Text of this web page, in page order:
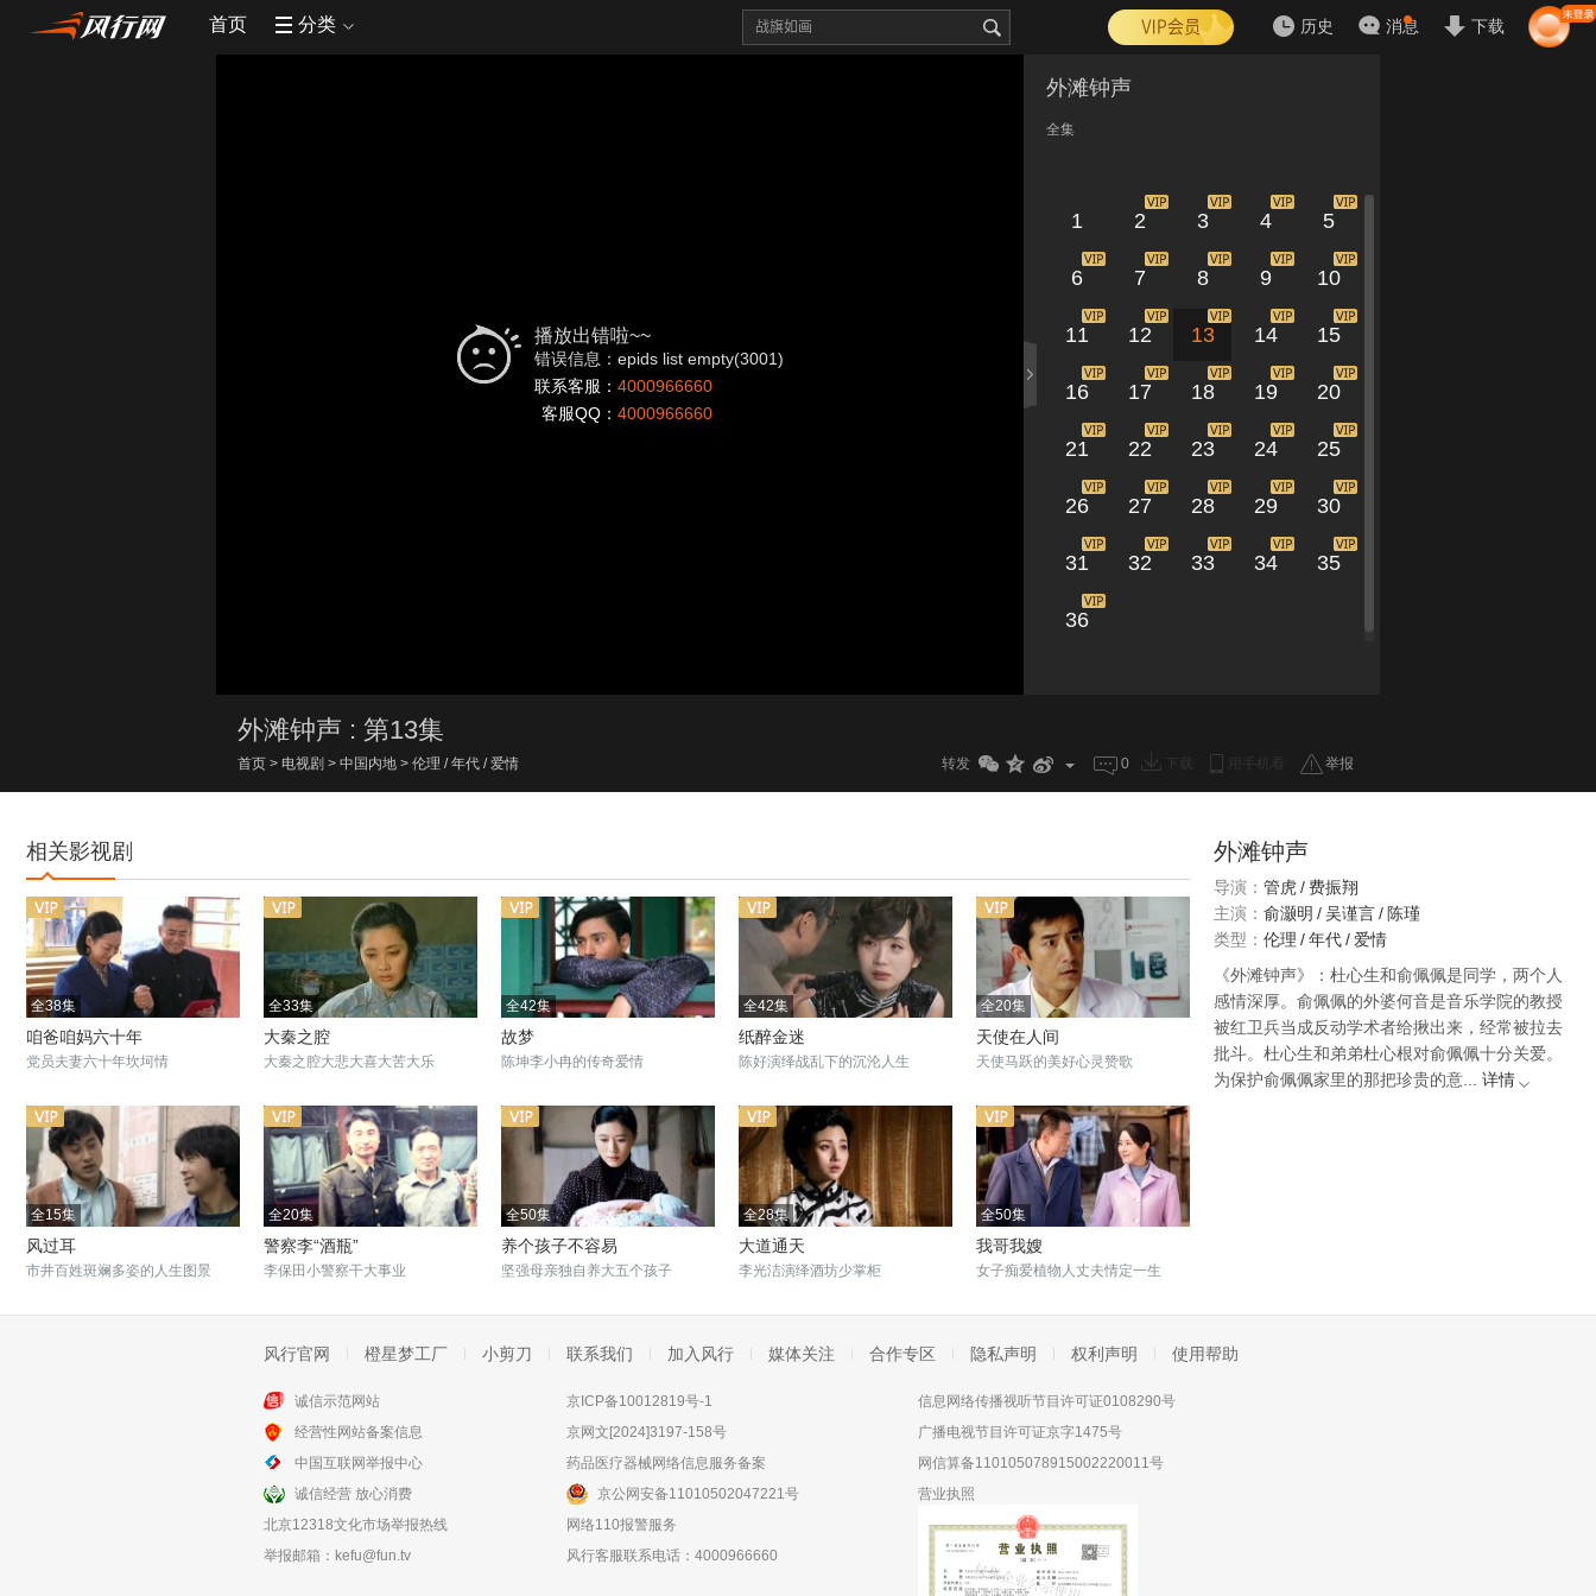
首页 分类 历史 消息 下载
播放出错啦~~
错误信息：epids list empty(3001)
联系客服： 4000966660
客服QQ： 4000966660
外滩钟声
全集
1 2 3 4 5
6 7 8 9 10
11 12 13 14 15
16 17 18 19 20
21 22 23 24 25
26 27 28 29 30
31 32 33 34 35
36
外滩钟声 : 第13集
首页 > 电视剧 > 中国内地 > 伦理 / 年代 / 爱情 转发 0 举报
相关影视剧
全38集
咱爸咱妈六十年
党员夫妻六十年坎坷情
全33集
大秦之腔
大秦之腔大悲大喜大苦大乐
全42集
故梦
陈坤李小冉的传奇爱情
全42集
纸醉金迷
陈好演绎战乱下的沉沦人生
全20集
天使在人间
天使马跃的美好心灵赞歌
全15集
风过耳
市井百姓斑斓多姿的人生图景
全20集
警察李“酒瓶”
李保田小警察干大事业
全50集
养个孩子不容易
坚强母亲独自养大五个孩子
全28集
大道通天
李光洁演绎酒坊少掌柜
全50集
我哥我嫂
女子痴爱植物人丈夫情定一生
全9集
好男好女
外滩钟声
导演： 管虎/ 费振翔
主演： 俞灏明 /吴谨言/ 陈瑾
类型： 伦理 /年代/ 爱情
《外滩钟声》：杜心生和俞佩佩是同学，两个人
感情深厚。俞佩佩的外婆何音是音乐学院的教授
被红卫兵当成反动学术者给揪出来，经常被拉去
批斗。杜心生和弟弟杜心根对俞佩佩十分关爱。
为保护俞佩佩家里的那把珍贵的意...
详情
风行官网 橙星梦工厂 小剪刀 联系我们 加入风行 媒体关注 合作专区 隐私声明 权利声明 使用帮助
诚信示范网站
经营性网站备案信息
中国互联网举报中心
诚信经营 放心消费
北京12318文化市场举报热线
举报邮箱： kefu@fun.tv
京ICP备10012819号-1
京网文[2024]3197-158号
药品医疗器械网络信息服务备案
京公网安备11010502047221号
网络110报警服务
风行客服联系电话：4000966660
信息网络传播视听节目许可证0108290号
广播电视节目许可证京字1475号
网信算备110105078915002220011号
营业执照